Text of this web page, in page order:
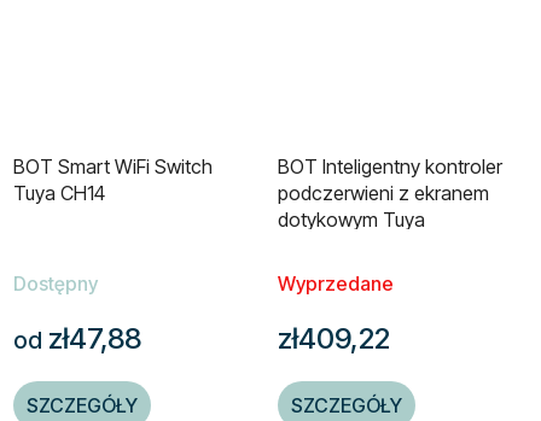
BOT Smart WiFi Switch
Tuya CH14
Dostępny
od zł47,88
SZCZEGÓŁY
BOT Inteligentny kontroler
podczerwieni z ekranem
dotykowym Tuya
Wyprzedane
zł409,22
SZCZEGÓŁY